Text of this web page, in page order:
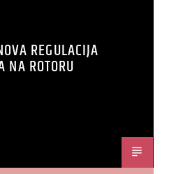
REGULACIJA
NA ROTORU